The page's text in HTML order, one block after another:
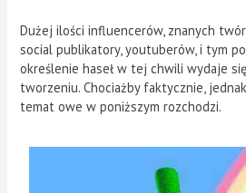
Dużej ilości influencerów, znanych
social publikatory, youtuberów, i tym
określenie haseł w tej chwili wydaje
tworzeniu. Chociażby faktycznie,
temat owe w poniższym rozchodzi.